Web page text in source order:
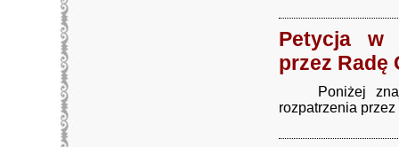
Petycja w
przez Radę
Poniżej
rozpatrzenia